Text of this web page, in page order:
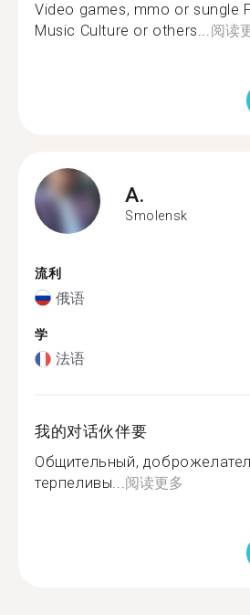
Video games, mmo or sungle
Music Culture or others...阅读
A.
Smolensk
流利
俄语
学
法语
我的对话伙伴要
Общительный,
терпеливы...阅读更多